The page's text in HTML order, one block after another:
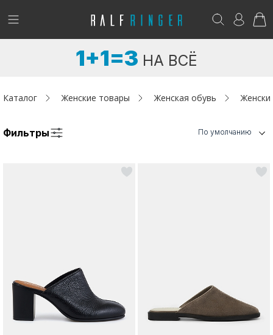
!
Женщинам
Адреса магазинов
Возникли вопросы? - club@ralf.ru
1+1=3 НА ВСЁ
Каталог Женские товары Женская обувь
Фильтры По умолчанию